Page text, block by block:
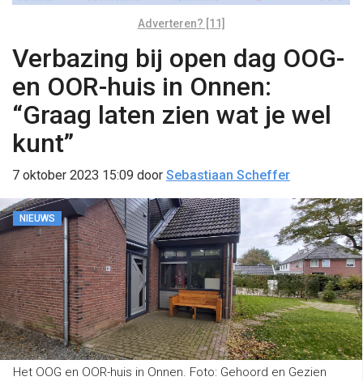
Adverteren? [11]
Verbazing bij open dag OOG-
en OOR-huis in Onnen:
“Graag laten zien wat je wel
kunt”
7 oktober 2023 15:09 door Sebastiaan Scheffer
NIEUWS
Het OOG en OOR-huis in Onnen. Foto: Gehoord en Gezien